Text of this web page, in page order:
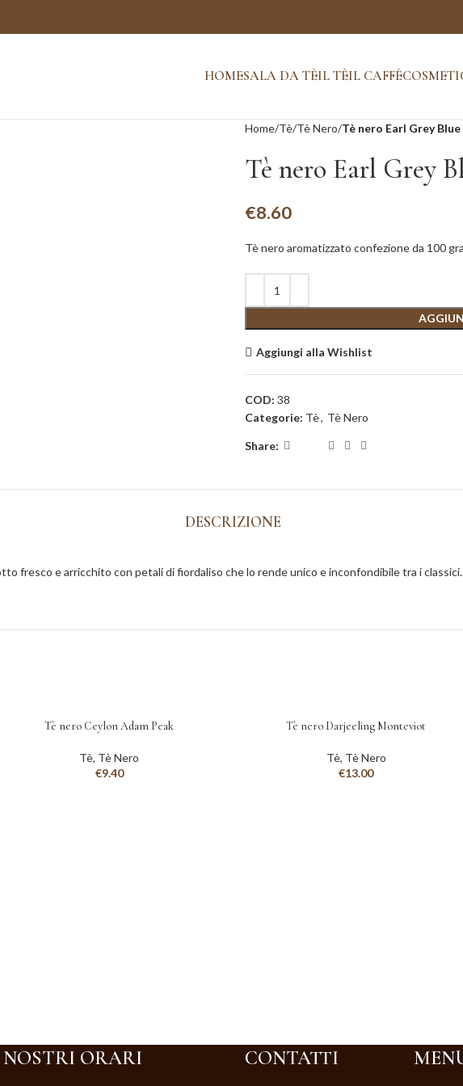
HOMESALA DA TÈIL TÈIL CAFFÈ
Home Tè Tè Nero Tè nero Earl Grey Blue
Tè nero Earl Grey
€8.60
Tè nero aromatizzato confezione da 100
Aggiungi alla Wishlist
COD: 38
Categorie: Tè, Tè Nero
Share:
DESCRIZIONE
fresco e arricchito con petali di fiordaliso che lo rende unico e inconfondibile tra i
Tè nero Ceylon Adam Peak
Tè, Tè Nero
€9.40
Tè nero Darjeeling Monteviot
Tè, Tè Nero
€13.00
ORARI CONTATTI